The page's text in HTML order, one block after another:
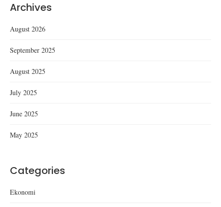
Archives
August 2026
September 2025
August 2025
July 2025
June 2025
May 2025
Categories
Ekonomi